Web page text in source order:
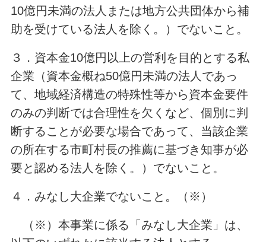
10億円未満の法人または地方公共団体から補
助を受けている法人を除く。）でないこと。
３．資本金10億円以上の営利を目的とする私
企業（資本金概ね50億円未満の法人であっ
て、地域経済構造の特殊性等から資本金要件
のみの判断では合理性を欠くなど、個別に判
断することが必要な場合であって、当該企業
の所在する市町村長の推薦に基づき知事が必
要と認める法人を除く。）でないこと。
４．みなし大企業でないこと。（※）
（※）本事業に係る「みなし大企業」は、